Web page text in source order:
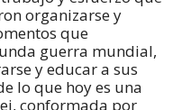
organizarse y
que
guerra mundial,
y educar a sus
lo que hoy es una
conformada por